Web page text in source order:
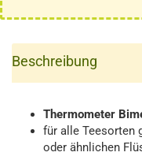
Beschreibung
Thermometer
für alle Teesorten
oder ähnlichen